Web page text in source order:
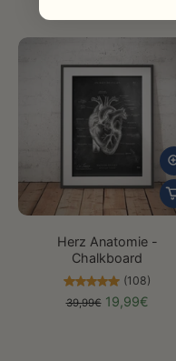
Herz Anatomie -
Chalkboard
(108)
39,99€ 19,99€